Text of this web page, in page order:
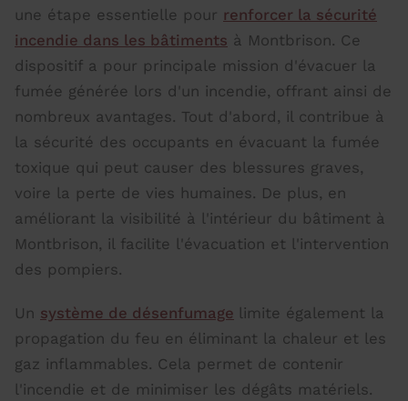
une étape essentielle pour renforcer la sécurité
incendie dans les bâtiments à Montbrison. Ce
dispositif a pour principale mission d'évacuer la
fumée générée lors d'un incendie, offrant ainsi de
nombreux avantages. Tout d'abord, il contribue à
la sécurité des occupants en évacuant la fumée
toxique qui peut causer des blessures graves,
voire la perte de vies humaines. De plus, en
améliorant la visibilité à l'intérieur du bâtiment à
Montbrison, il facilite l'évacuation et l'intervention
des pompiers.
Un système de désenfumage limite également la
propagation du feu en éliminant la chaleur et les
gaz inflammables. Cela permet de contenir
l'incendie et de minimiser les dégâts matériels.